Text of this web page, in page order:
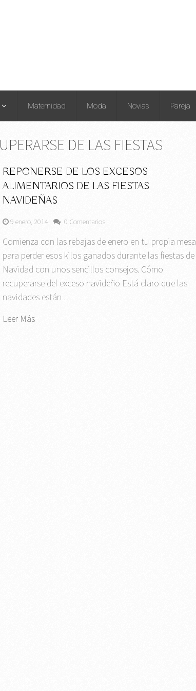
Maternidad Moda Novias Pareja
DE LAS FIESTAS
REPONERSE DE LOS EXCESOS
ALIMENTARIOS DE LAS FIESTAS
NAVIDEÑAS
9 enero, 2014 0 Comentarios
Comienza con las rebajas de enero en tu propia mesa
para perder esos kilos ganados durante las fiestas de
Navidad con unos sencillos consejos. Cómo
recuperarse del exceso navideño Está claro que las
navidades están …
Leer Más